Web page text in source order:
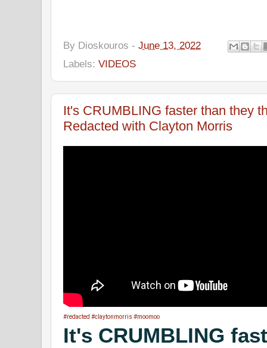
By Dioskouros - June 13, 2022
Labels: VIDEOS
It's CRUMBLING faster than they
Redacted with Clayton Morris
#redacted #claytonmorris #moomoo
It's CRUMBLING